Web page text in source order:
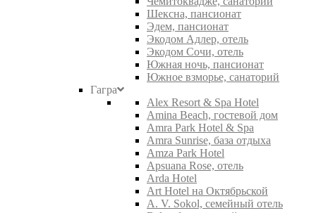
Шексна, пансионат
Эдем, пансионат
Экодом Адлер, отель
Экодом Сочи, отель
Южная ночь, пансионат
Южное взморье, санаторий
Гагра
Alex Resort & Spa Hotel
Amina Beach, гостевой дом
Amra Park Hotel & Spa
Amra Sunrise, база отдыха
Amza Park Hotel
Apsuana Rose, отель
Arda Hotel
Art Hotel на Октябрьской
A. V. Sokol, семейный отель